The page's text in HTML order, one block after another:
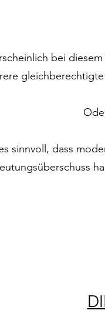
bei
sinnvoll, dass